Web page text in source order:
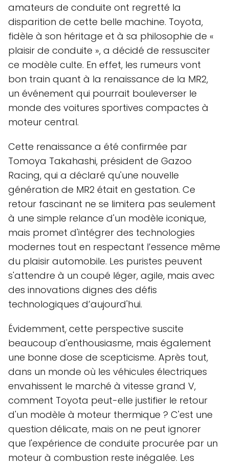
amateurs de conduite ont regretté la
disparition de cette belle machine. Toyota,
fidèle à son héritage et à sa philosophie de «
plaisir de conduite », a décidé de ressusciter
ce modèle culte. En effet, les rumeurs vont
bon train quant à la renaissance de la MR2,
un événement qui pourrait bouleverser le
monde des voitures sportives compactes à
moteur central.
Cette renaissance a été confirmée par
Tomoya Takahashi, président de Gazoo
Racing, qui a déclaré qu'une nouvelle
génération de MR2 était en gestation. Ce
retour fascinant ne se limitera pas seulement
à une simple relance d'un modèle iconique,
mais promet d'intégrer des technologies
modernes tout en respectant l’essence même
du plaisir automobile. Les puristes peuvent
s'attendre à un coupé léger, agile, mais avec
des innovations dignes des défis
technologiques d’aujourd'hui.
Évidemment, cette perspective suscite
beaucoup d'enthousiasme, mais également
une bonne dose de scepticisme. Après tout,
dans un monde où les véhicules électriques
envahissent le marché à vitesse grand V,
comment Toyota peut-elle justifier le retour
d'un modèle à moteur thermique ? C'est une
question délicate, mais on ne peut ignorer
que l'expérience de conduite procurée par un
moteur à combustion reste inégalée. Les